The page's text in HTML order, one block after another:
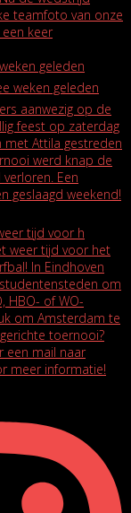
geleden
tijd voor h